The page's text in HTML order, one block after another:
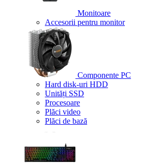
Monitoare
Accesorii pentru monitor
Componente PC
Hard disk-uri HDD
Unități SSD
Procesoare
Plăci video
Plăci de bază